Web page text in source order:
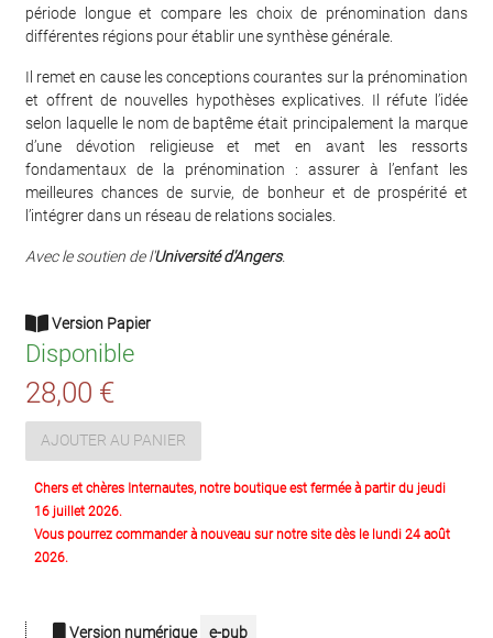
période longue et compare les choix de prénomination dans
différentes régions pour établir une synthèse générale.
Il remet en cause les conceptions courantes sur la prénomination
et offrent de nouvelles hypothèses explicatives. Il réfute l’idée
selon laquelle le nom de baptême était principalement la marque
d’une dévotion religieuse et met en avant les ressorts
fondamentaux de la prénomination : assurer à l’enfant les
meilleures chances de survie, de bonheur et de prospérité et
l’intégrer dans un réseau de relations sociales.
Avec le soutien de l'Université d'Angers.
Version Papier
Disponible
28,00 €
AJOUTER AU PANIER
Chers et chères Internautes, notre boutique est fermée à partir du jeudi
16 juillet 2026.
Vous pourrez commander à nouveau sur notre site dès le lundi 24 août
2026.
Version numérique e-pub